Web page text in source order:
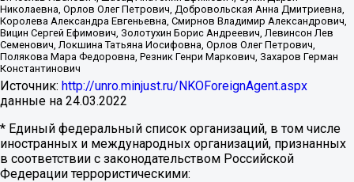
Николаевна, Орлов Олег Петрович, Добровольская Анна Дмитриевна,
Королева Александра Евгеньевна, Смирнов Владимир Александрович,
Вицин Сергей Ефимович, Золотухин Борис Андреевич, Левинсон Лев
Семенович, Локшина Татьяна Иосифовна, Орлов Олег Петрович,
Полякова Мара Федоровна, Резник Генри Маркович, Захаров Герман
Константинович
Источник: http://unro.minjust.ru/NKOForeignAgent.aspx
данные на 24.03.2022
* Единый федеральный список организаций, в том числе
иностранных и международных организаций, признанных
в соответствии с законодательством Российской
Федерации террористическими: